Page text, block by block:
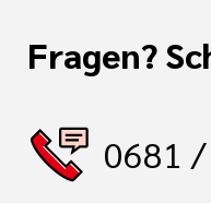
Fragen?
0681